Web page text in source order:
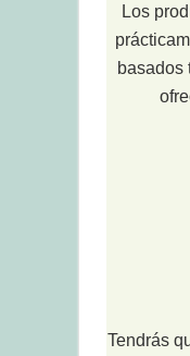
Los
basados
Tendrás